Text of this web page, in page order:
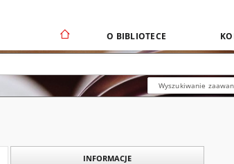
O BIBLIOTECE
Wyszukiwanie
INFORMACJE